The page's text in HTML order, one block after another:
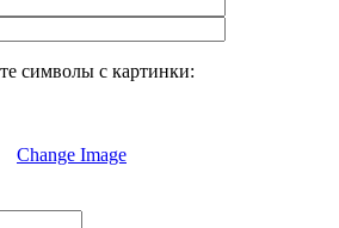
символы с картинки:
Change Image